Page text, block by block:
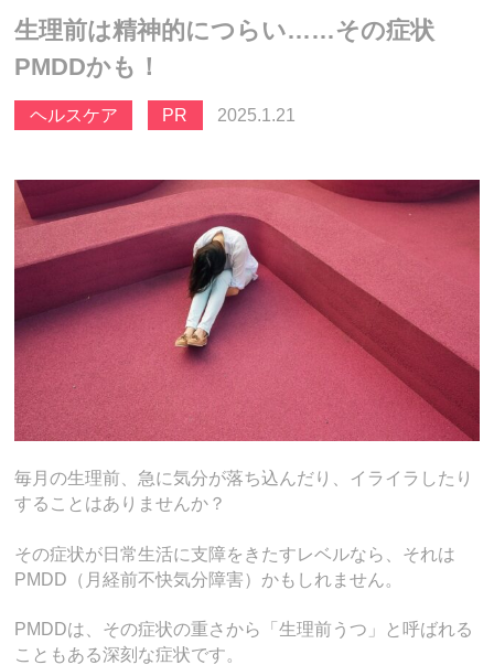
生理前は精神的につらい……その症状
PMDDかも！
ヘルスケア PR 2025.1.21
毎月の生理前、急に気分が落ち込んだり、イライラしたり
することはありませんか？
その症状が日常生活に支障をきたすレベルなら、それは
PMDD（月経前不快気分障害）かもしれません。
PMDDは、その症状の重さから「生理前うつ」と呼ばれる
こともある深刻な症状です。